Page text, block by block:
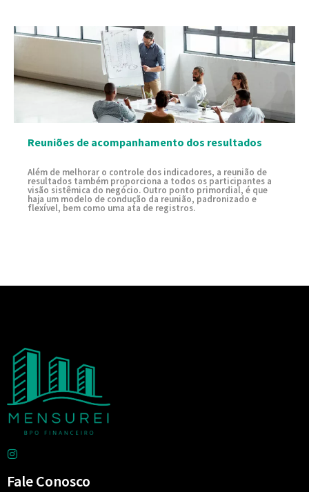
Reuniões de acompanhamento dos resultados
Além de melhorar o controle dos indicadores, a reunião de
resultados também proporciona a todos os participantes a
visão sistêmica do negócio. Outro ponto primordial, é que
haja um modelo de condução da reunião, padronizado e
flexível, bem como uma ata de registros.
Fale Conosco